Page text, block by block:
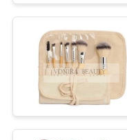
ΓΎΡΟΣ
ΕΡΓΟΣΤΑΣΊΩΝ
ΠΟΙΟΤΙΚΌΣ
ΈΛΕΓΧΟΣ